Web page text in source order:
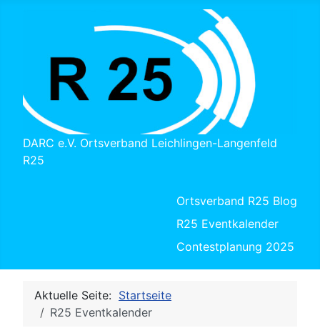
DARC e.V. Ortsverband Leichlingen-Langenfeld
R25
Ortsverband R25 Blog
R25 Eventkalender
Contestplanung 2025
Aktuelle Seite: Startseite
R25 Eventkalender